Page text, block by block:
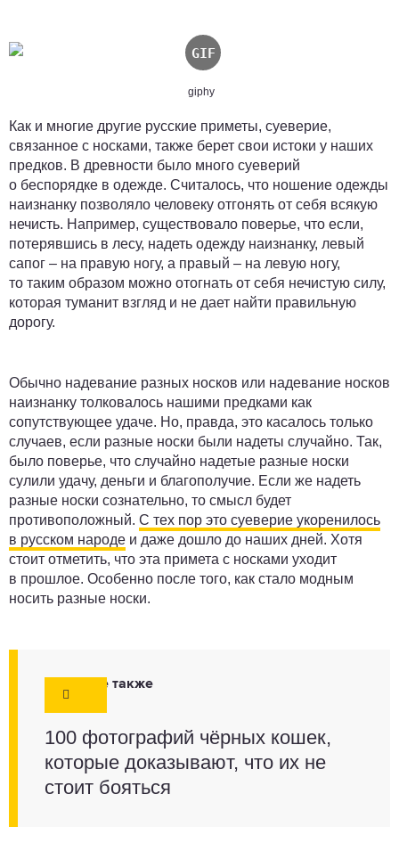
giphy
Как и многие другие русские приметы, суеверие,
связанное с носками, также берет свои истоки у наших
предков. В древности было много суеверий
о беспорядке в одежде. Считалось, что ношение одежды
наизнанку позволяло человеку отгонять от себя всякую
нечисть. Например, существовало поверье, что если,
потерявшись в лесу, надеть одежду наизнанку, левый
сапог – на правую ногу, а правый – на левую ногу,
то таким образом можно отогнать от себя нечистую силу,
которая туманит взгляд и не дает найти правильную
дорогу.
Обычно надевание разных носков или надевание носков
наизнанку толковалось нашими предками как
сопутствующее удаче. Но, правда, это касалось только
случаев, если разные носки были надеты случайно. Так,
было поверье, что случайно надетые разные носки
сулили удачу, деньги и благополучие. Если же надеть
разные носки сознательно, то смысл будет
противоположный. С тех пор это суеверие укоренилось
в русском народе и даже дошло до наших дней. Хотя
стоит отметить, что эта примета с носками уходит
в прошлое. Особенно после того, как стало модным
носить разные носки.
Смотрите также
100 фотографий чёрных кошек,
которые доказывают, что их не
стоит бояться